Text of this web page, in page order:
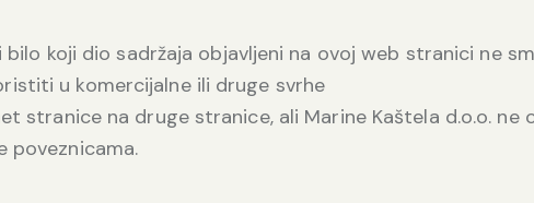
koji dio sadržaja objavljeni na ovoj web stranici ne
u komercijalne ili druge svrhe
stranice na druge stranice, ali Marine Kaštela d.o.o. ne
poveznicama.